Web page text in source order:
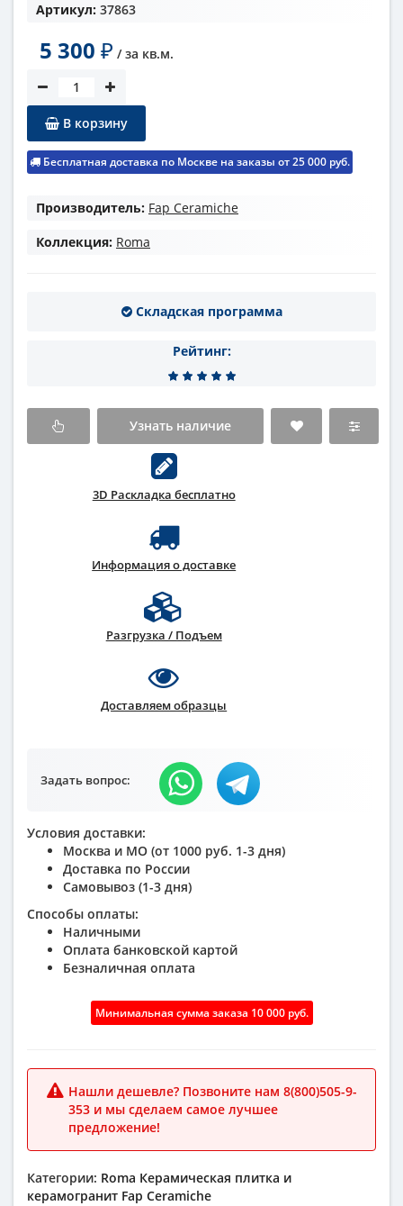
Артикул: 37863
5 300 ₽ / за кв.м.
В корзину
Бесплатная доставка по Москве на заказы от 25 000 руб.
Производитель: Fap Ceramiche
Коллекция: Roma
Складская программа
Рейтинг:
Узнать наличие
3D Раскладка бесплатно
Информация о доставке
Разгрузка / Подъем
Доставляем образцы
Задать вопрос:
Условия доставки:
Москва и МО (от 1000 руб. 1-3 дня)
Доставка по России
Самовывоз (1-3 дня)
Способы оплаты:
Наличными
Оплата банковской картой
Безналичная оплата
Минимальная сумма заказа 10 000 руб.
Нашли дешевле? Позвоните нам 8(800)505-9-
353 и мы сделаем самое лучшее
предложение!
Категории: Roma Керамическая плитка и
керамогранит Fap Ceramiche